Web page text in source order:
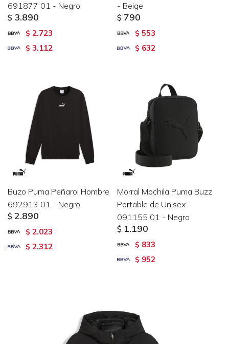
691877 01 - Negro
$ 3.890
$ 2.723
$ 3.112
- Beige
$ 790
$ 553
$ 632
Buzo Puma Peñarol Hombre
692913 01 - Negro
$ 2.890
$ 2.023
$ 2.312
Morral Mochila Puma Buzz
Portable de Unisex -
091155 01 - Negro
$ 1.190
$ 833
$ 952